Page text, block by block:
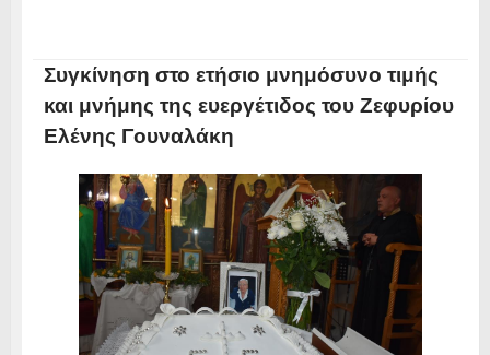
Συγκίνηση στο ετήσιο μνημόσυνο τιμής
και μνήμης της ευεργέτιδος του Ζεφυρίου
Ελένης Γουναλάκη